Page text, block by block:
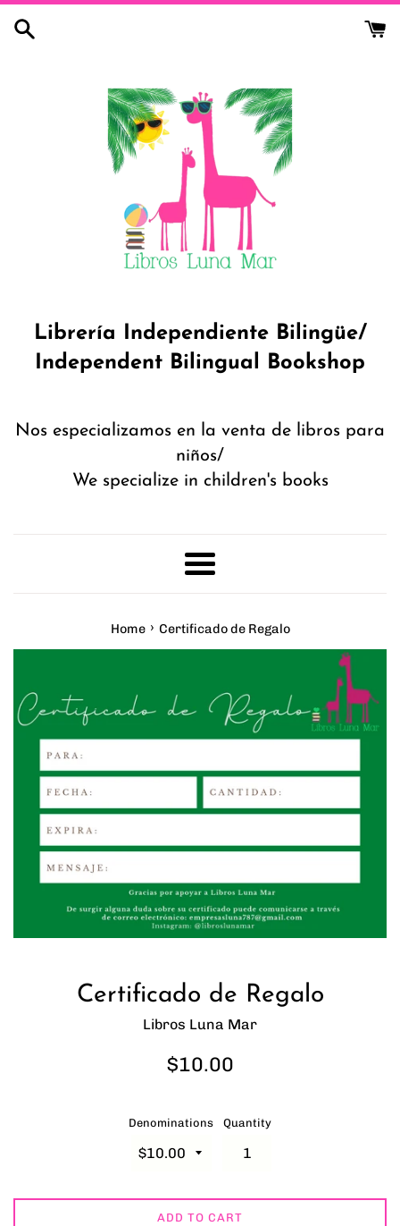
Skip
Librería Independiente Bilingüe/
Independent Bilingual Bookshop
Nos especializamos en la venta de libros para
niños/
We specialize in children's books
Menu
Home › Certificado de Regalo
Certificado de Regalo
Libros Luna Mar
Regular
$10.00
Denominations Quantity
ADD TO CART